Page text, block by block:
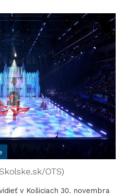
OTS)
v Košiciach 30. novembra